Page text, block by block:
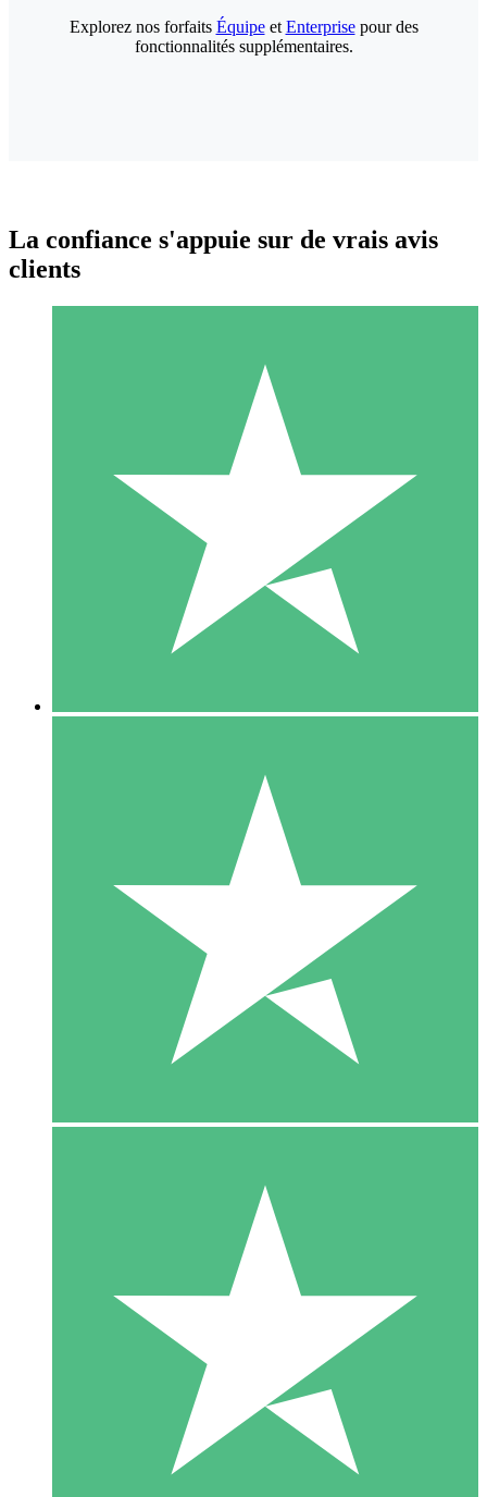
Packs de Crédits Individuels
Payez à l'utilisation avec des crédits de téléchargement. Sans
1 Téléchargement
10 00
10 Téléchargements
20 00
Explorez nos forfaits Équipeet Enterprisepour des
fonctionnalités supplémentaires.
La confiance s'appuie sur de vrais avis
clients